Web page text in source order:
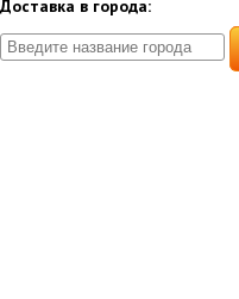
Доставка в города: